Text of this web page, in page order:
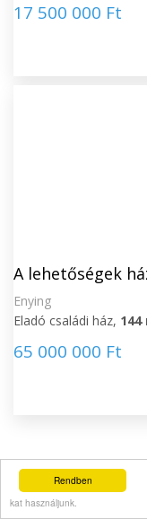
Rendben
kat használjunk.
17 500 000 Ft
A lehetőségek
Enying
Eladó családi ház, 144
65 000 000 Ft